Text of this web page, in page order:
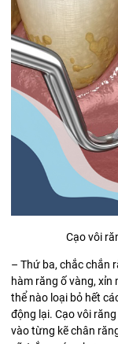
Cạo vôi
– Thứ ba, chắc chắn
hàm răng ố vàng,
thể nào loại bỏ hết
động lại. Cạo vôi
vào từng kẽ chân